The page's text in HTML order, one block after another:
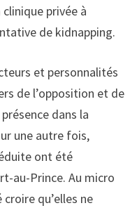
privée à
de kidnapping.
et personnalités
de l’opposition et de
dans la
une autre fois,
ont été
au-Prince. Au micro
qu’elles ne